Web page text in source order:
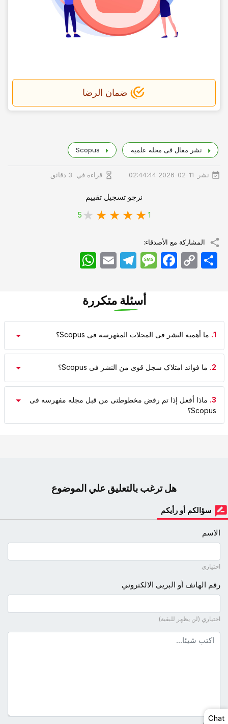
ضمان الرضا
نشر مقال فی مجله علمیه
نشر 2026-02-11 02:44:44 قراءة في 3 دقائق
نرجو تسجيل تقييم
1
5
المشاركة مع الأصدقاء:
WhatsApp Email
TelegramMessageFacebook Copy
Link
اشتراک
أسئلة متكررة
1. ما أهمیه النشر فی المجلات المفهرسه فی Scopus؟
2. ما فوائد امتلاک سجل قوی من النشر فی Scopus؟
3. ماذا أفعل إذا تم رفض مخطوطتی من قبل مجله مفهرسه فی
Scopus؟
هل ترغب بالتعليق علي الموضوع
سؤالكم أو رأيكم
الاسم
اختياري
رقم الهاتف أو البريى الالكتروني
اختياري (لن يظهر للبقية)
نص التعليق
Chat